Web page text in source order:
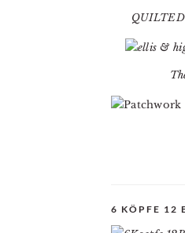
QUILTED
6 KÖPFE 12